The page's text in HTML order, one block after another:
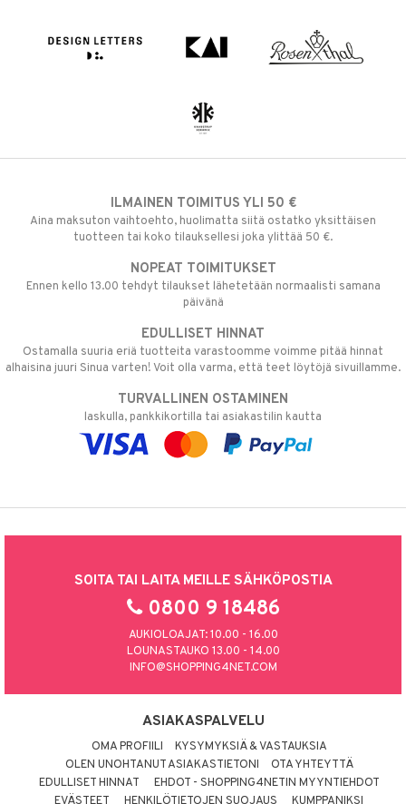
ILMAINEN TOIMITUS YLI 50 €
Aina maksuton vaihtoehto, huolimatta siitä ostatko yksittäisen
tuotteen tai koko tilauksellesi joka ylittää 50 €.
NOPEAT TOIMITUKSET
Ennen kello 13.00 tehdyt tilaukset lähetetään normaalisti samana
päivänä
EDULLISET HINNAT
Ostamalla suuria eriä tuotteita varastoomme voimme pitää hinnat
alhaisina juuri Sinua varten! Voit olla varma, että teet löytöjä sivuillamme.
TURVALLINEN OSTAMINEN
laskulla, pankkikortilla tai asiakastilin kautta
SOITA TAI LAITA MEILLE SÄHKÖPOSTIA
0800 9 18486
AUKIOLOAJAT: 10.00 - 16.00
LOUNASTAUKO 13.00 - 14.00
INFO@SHOPPING4NET.COM
ASIAKASPALVELU
OMA PROFIILI
KYSYMYKSIÄ & VASTAUKSIA
OLEN UNOHTANUT ASIAKASTIETONI
OTA YHTEYTTÄ
EDULLISET HINNAT
EHDOT - SHOPPING4NETIN MYYNTIEHDOT